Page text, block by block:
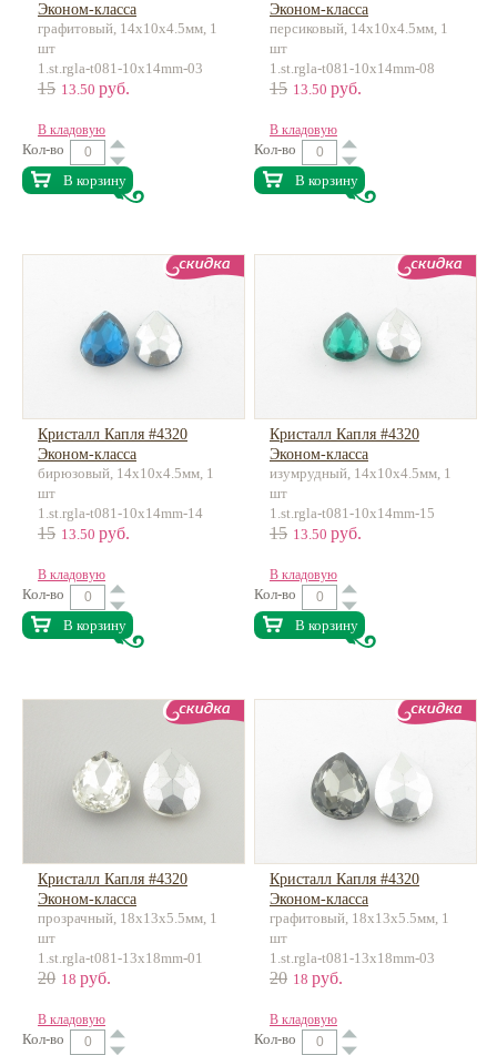
Эконом-класса
графитовый, 14х10х4.5мм, 1
шт
1.st.rgla-t081-10x14mm-03
15 13.50 руб.
В кладовую
Кол-во
В корзину
Эконом-класса
персиковый, 14х10х4.5мм, 1
шт
1.st.rgla-t081-10x14mm-08
15 13.50 руб.
В кладовую
Кол-во
В корзину
Кристалл Капля #4320
Эконом-класса
бирюзовый, 14х10х4.5мм, 1
шт
1.st.rgla-t081-10x14mm-14
15 13.50 руб.
В кладовую
Кол-во
В корзину
Кристалл Капля #4320
Эконом-класса
изумрудный, 14х10х4.5мм, 1
шт
1.st.rgla-t081-10x14mm-15
15 13.50 руб.
В кладовую
Кол-во
В корзину
Кристалл Капля #4320
Эконом-класса
прозрачный, 18х13х5.5мм, 1
шт
1.st.rgla-t081-13x18mm-01
20 18 руб.
В кладовую
Кол-во
Кристалл Капля #4320
Эконом-класса
графитовый, 18х13х5.5мм, 1
шт
1.st.rgla-t081-13x18mm-03
20 18 руб.
В кладовую
Кол-во